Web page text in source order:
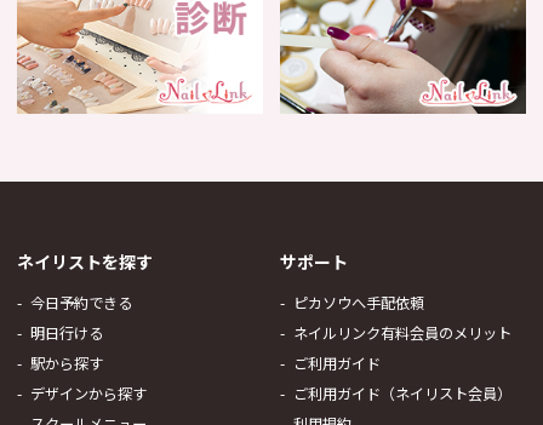
ネイリストを探す
今日予約できる
明日行ける
駅から探す
デザインから探す
サポート
ピカソウへ手配依頼
ネイルリンク有料会員のメリット
ご利用ガイド
ご利用ガイド（ネイリスト会員）